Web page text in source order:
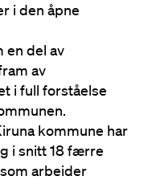
i den åpne
en del av
av
i full forståelse
kommune har
i snitt 18 færre
arbeider